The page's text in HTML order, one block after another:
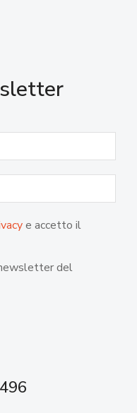
e accetto il
del